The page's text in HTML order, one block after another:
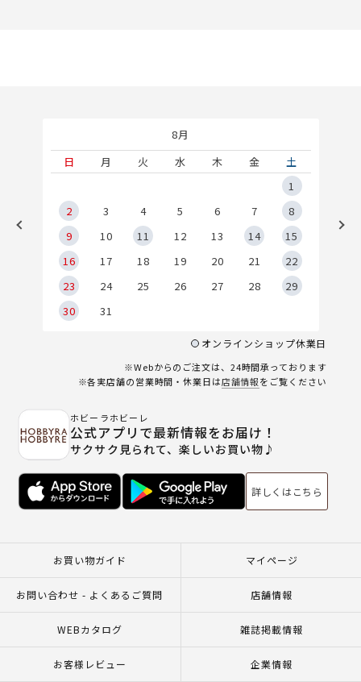
8月
日
月 火 水 木 金
土
1
2
3 4 5 6 7
8
9
10 11 12 13 14
15
16
17 18 19 20 21
22
23
24 25 26 27 28
29
30
31
オンラインショップ休業日
※Webからのご注文は、24時間承っております
※各実店舗の営業時間・休業日は店舗情報をご覧ください
ホビーラホビーレ
公式アプリで最新情報をお届け！
サクサク見られて、楽しいお買い物♪
詳しくはこちら
お買い物ガイド マイページ
お問い合わせ - よくあるご質問 店舗情報
WEBカタログ 雑誌掲載情報
お客様レビュー 企業情報